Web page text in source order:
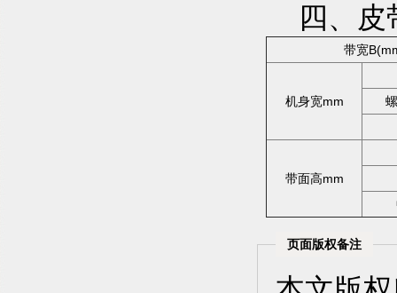
四、皮
带宽
机身宽mm
带面高mm
页面版权备注